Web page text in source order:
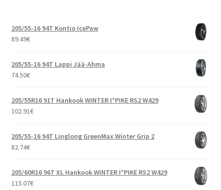
205/55-16 94T Kontio IcePaw
89.49€
205/55-16 94T Lappi Jää-Ahma
74.50€
205/55R16 91T Hankook WINTER I*PIKE RS2 W429
102.91€
205/55-16 94T Linglong GreenMax Winter Grip 2
82.74€
205/60R16 96T XL Hankook WINTER I*PIKE RS2 W429
115.07€